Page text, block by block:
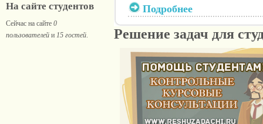
На сайте студентов
Сейчас на сайте 0
пользователей и 15 гостей
Подробнее
Решение задач для